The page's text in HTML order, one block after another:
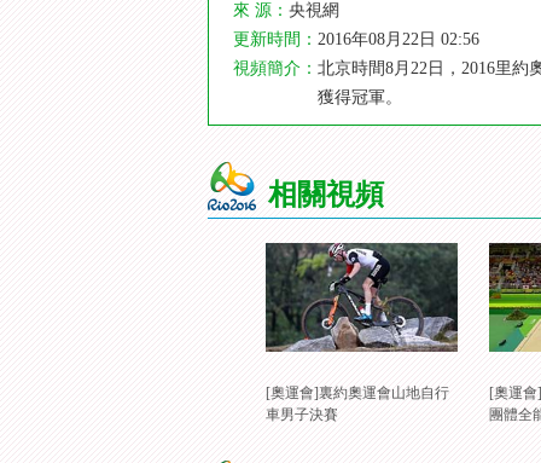
來 源： 央視網
更新時間： 2016年08月22日 02:56
視頻簡介： 北京時間8月22日，2016里
獲得冠軍。
相關視頻
[奧運會]裏約奧運會山地自行
車男子決賽
[奧運
團體全